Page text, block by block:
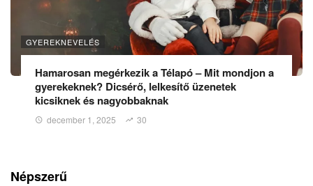
GYEREKNEVELÉS
Hamarosan megérkezik a Télapó – Mit mondjon a
gyerekeknek? Dicsérő, lelkesítő üzenetek
kicsiknek és nagyobbaknak
december 1, 2025 30
Népszerű